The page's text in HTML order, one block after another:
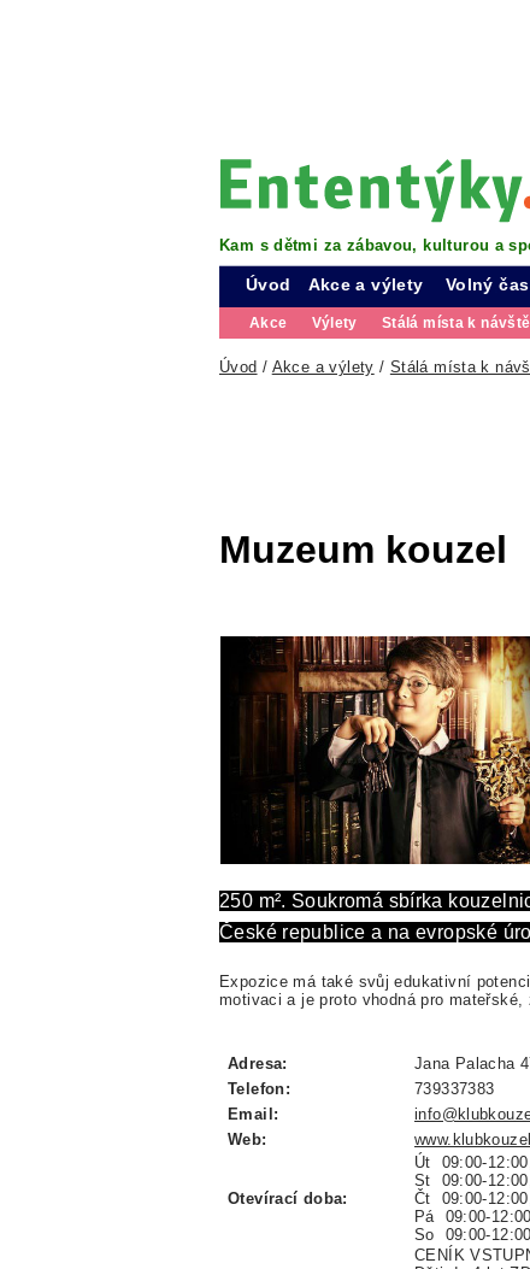
Kam s dětmi za zábavou, kulturou a
Úvod Akce a výlety
Akce Výlety Stálá místa k
Volný
Úvod / Akce a výlety / Stálá místa k
Muzeum kouzel
250 m². Soukromá sbírka
České republice a na evropské
Expozice má také svůj edukativní
motivaci a je proto vhodná pro
Adresa:
Jana Palacha
Telefon:
739337383
Email:
Web:
Otevírací doba:
Út 09:00-
St 09:00-
Čt 09:00-
Pá 09:00-
So 09:00-
CENÍK